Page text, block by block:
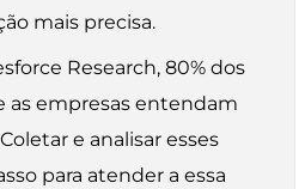
mais precisa.
Research, 80% dos
as empresas entendam
Coletar e analisar esses
para atender a essa